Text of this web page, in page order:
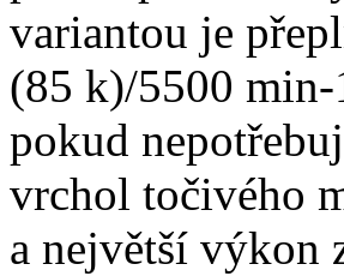
variantou je
(85 k)/5500
pokud
vrchol točivého
a největší výkon